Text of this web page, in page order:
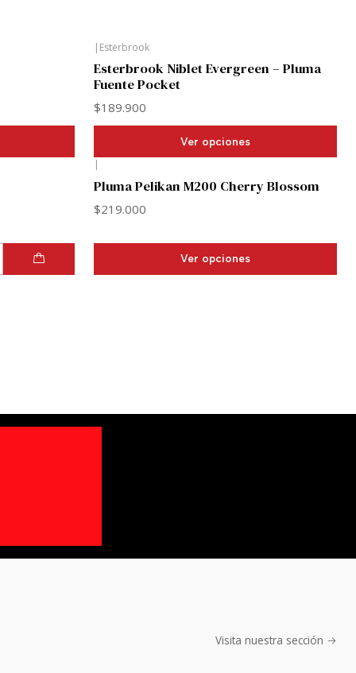
| Esterbrook
Esterbrook Niblet Evergreen – Pluma
Fuente Pocket
$189.900
Ver opciones
|
Pluma Pelikan M200 Cherry Blossom
$219.000
Ver opciones
Visita nuestra sección